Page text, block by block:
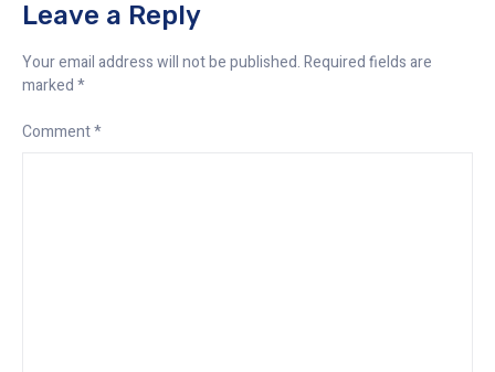
Leave a Reply
Your email address will not be published.Required fields are
marked*
Comment*